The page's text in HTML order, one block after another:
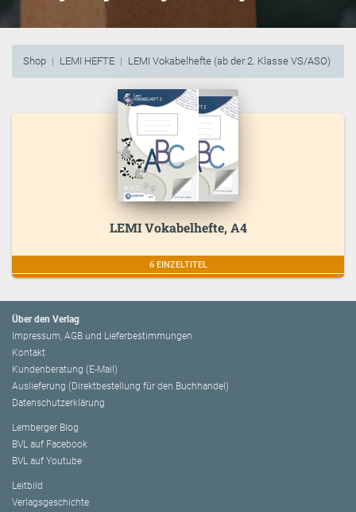
Shop LEMI HEFTE LEMI Vokabelhefte (ab der 2. Klasse VS/ASO)
LEMI Vokabelhefte, A4
6 EINZELTITEL
Über den Verlag
Impressum, AGB und Lieferbestimmungen
Kontakt
Kundenberatung (E-Mail)
Auslieferung (Direktbestellung für den Buchhandel)
Datenschutzerklärung
Lemberger Blog
BVL auf Facebook
BVL auf Youtube
Leitbild
Verlagsgeschichte